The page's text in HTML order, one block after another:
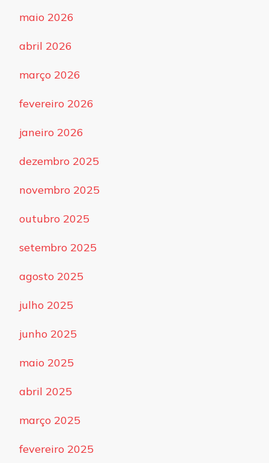
maio 2026
abril 2026
março 2026
fevereiro 2026
janeiro 2026
dezembro 2025
novembro 2025
outubro 2025
setembro 2025
agosto 2025
julho 2025
junho 2025
maio 2025
abril 2025
março 2025
fevereiro 2025